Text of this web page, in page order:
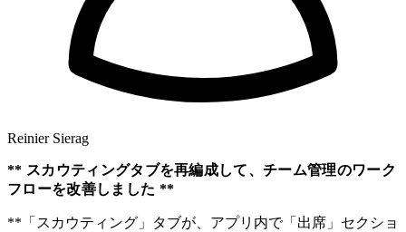
Reinier Sierag
** スカウティングタブを再編成して、チーム管理のワーク
フローを改善しました **
**「スカウティング」タブが、アプリ内で「出席」セクショ